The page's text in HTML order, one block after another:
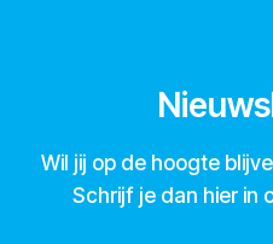
Wil jij op de hoogte
Schrijf je dan hier in